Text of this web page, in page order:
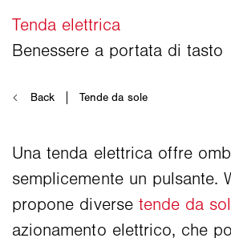
Una tenda elettrica offre
semplicemente un pulsante.
propone diverse tende da
azionamento elettrico, che